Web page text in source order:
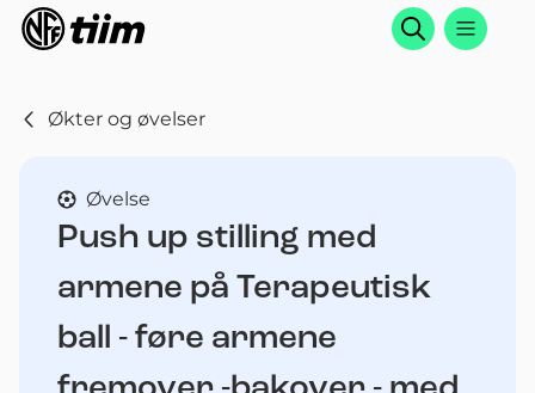
Søk
Økter og øvelser
Øvelse
Push up stilling med
armene på Terapeutisk
ball - føre armene